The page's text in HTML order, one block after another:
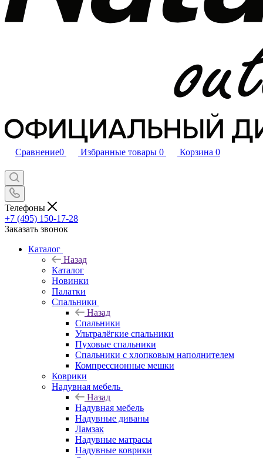
Сравнение0 Избранные товары 0 Корзина 0
Телефоны
+7 (495) 150-17-28
Заказать звонок
Каталог
Назад
Каталог
Новинки
Палатки
Спальники
Назад
Спальники
Ультралёгкие спальники
Пуховые спальники
Спальники с хлопковым наполнителем
Компрессионные мешки
Коврики
Надувная мебель
Назад
Надувная мебель
Надувные диваны
Ламзак
Надувные матрасы
Надувные коврики